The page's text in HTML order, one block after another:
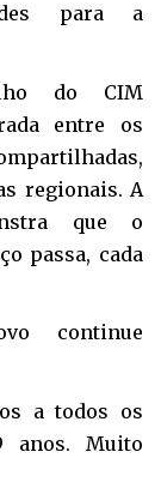
para a
do CIM
entre os
regionais. A
que o
passa, cada
continue
a todos os
anos. Muito